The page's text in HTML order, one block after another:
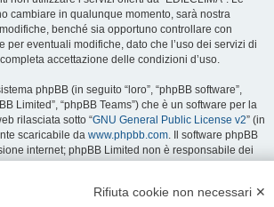
cambiare in qualunque momento, sarà nostra
benché sia opportuno controllare con
per eventuali modifiche, dato che l’uso dei servizi di
accettazione delle condizioni d’uso.
phpBB (in seguito “loro”, “phpBB software”,
Limited”, “phpBB Teams”) che è un software per la
rilasciata sotto “GNU General Public License v2” (in
scaricabile da www.phpbb.com . Il software phpBB
internet; phpBB Limited non è responsabile dei
Per ulteriori informazioni su phpBB:
Rifiuta cookie non necessari ✕